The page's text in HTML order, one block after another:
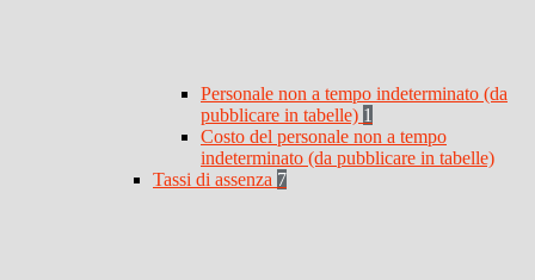
Personale non a tempo indeterminato (da
pubblicare in tabelle) 1
Costo del personale non a tempo
indeterminato (da pubblicare in tabelle)
Tassi di assenza 7